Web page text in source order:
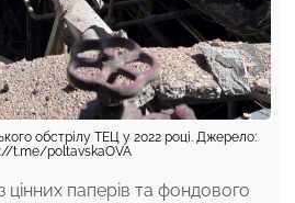
обстрілу ТЕЦ у 2022 році. Джерело:
t.me/poltavskaOVA
з цінних паперів та фондового